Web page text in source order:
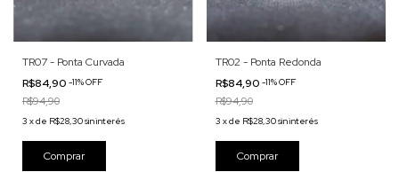
TR07 - Ponta Curvada
R$84,90 -11%OFF
R$94,90
3 xde R$28,30sin interés
TR02 - Ponta Redonda
R$84,90 -11%OFF
R$94,90
3 xde R$28,30sin interés